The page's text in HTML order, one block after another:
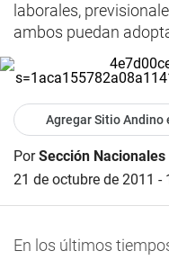
laborales,
ambos puedan
Agregar Sitio Andino
PorSección Nacionales
21 de octubre de 2011 -
En los últimos